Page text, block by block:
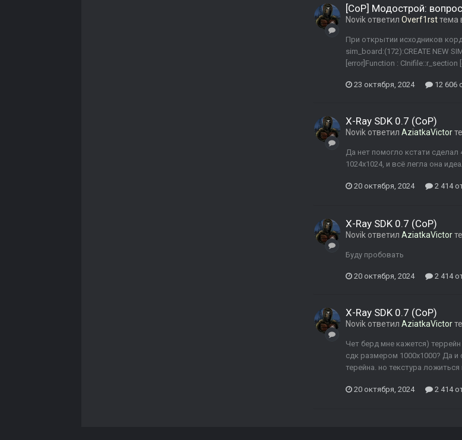
[CoP] Модострой:
Novik ответил Overf1rstтема
При открытии исходников
sim_board:(172):CREATE NEW
[error]Function : CInifile::r_section
23 октября, 2024 12 606
X-Ray SDK 0.7 (CoP)
Novik ответил AziatkaVictor
Да нет помогло кстати сделал
1024x1024, и всё легла она
20 октября, 2024 2 414
X-Ray SDK 0.7 (CoP)
Novik ответил AziatkaVictor
Буду пробовать
20 октября, 2024 2 414
X-Ray SDK 0.7 (CoP)
Novik ответил AziatkaVictor
Чет берд мне кажется) террейн
сдк размером 1000х1000? Да
терейна. но текстура
20 октября, 2024 2 414